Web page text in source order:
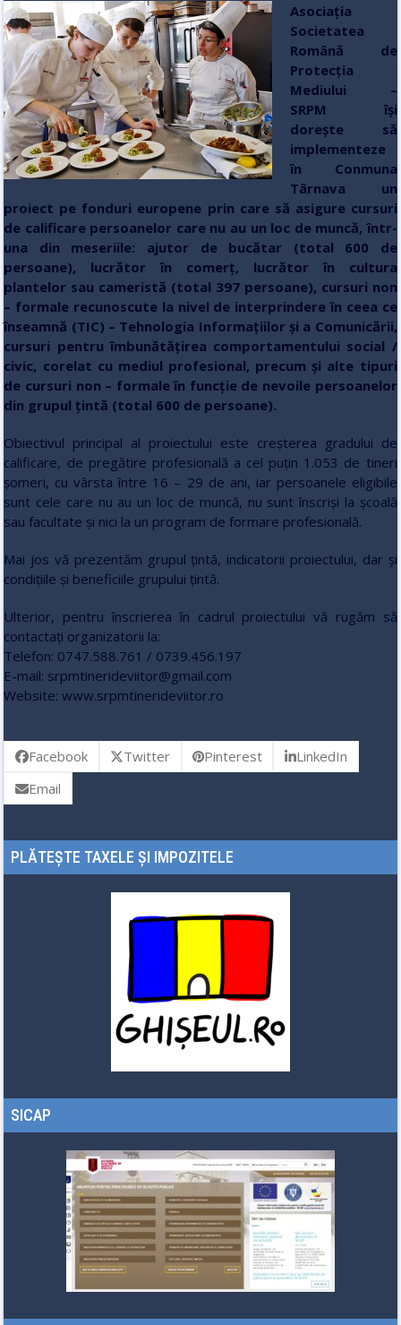
Asociația
Societatea
Română de
Protecția
Mediului –
SRPM își
dorește să
implementeze
în Conmuna
Târnava un
proiect pe fonduri europene prin care să asigure cursuri
de calificare persoanelor care nu au un loc de muncă, într-
una din meseriile: ajutor de bucătar (total 600 de
persoane), lucrător în comerț, lucrător în cultura
plantelor sau cameristă (total 397 persoane), cursuri non
– formale recunoscute la nivel de interprindere în ceea ce
înseamnă (TIC) – Tehnologia Informațiilor și a Comunicării,
cursuri pentru îmbunătățirea comportamentului social /
civic, corelat cu mediul profesional, precum și alte tipuri
de cursuri non – formale în funcție de nevoile persoanelor
din grupul țintă (total 600 de persoane).
Obiectivul principal al proiectului este creșterea gradului de
calificare, de pregătire profesională a cel puțin 1.053 de tineri
șomeri, cu vârsta între 16 – 29 de ani, iar persoanele eligibile
sunt cele care nu au un loc de muncă, nu sunt înscriși la școală
sau facultate și nici la un program de formare profesională.
Mai jos vă prezentăm grupul țintă, indicatorii proiectului, dar și
condițiile și beneficiile grupului țintă.
Ulterior, pentru înscrierea în cadrul proiectului vă rugăm să
contactați organizatorii la:
Telefon: 0747.588.761 / 0739.456.197
E-mail: srpmtinerideviitor@gmail.com
Website: www.srpmtinerideviitor.ro
Facebook Twitter Pinterest
LinkedIn
Email
PLĂTEȘTE TAXELE ȘI IMPOZITELE
SICAP